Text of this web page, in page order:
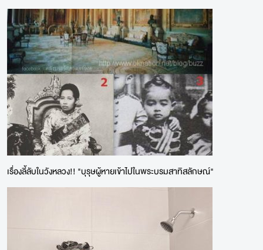
เรื่องลี้ลับในวังหลวง!! "บุรุษผู้หายเข้าไปในพระบรมสาทิสลักษณ์"